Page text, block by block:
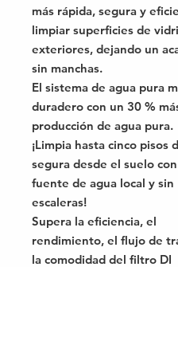
más rápida, segura y
limpiar superficies de
exteriores, dejando un
sin manchas.
El sistema de agua pura
duradero con un 30 %
producción de agua pura.
¡Limpia hasta cinco pisos
segura desde el suelo
fuente de agua local y sin
escaleras!
Supera la eficiencia, el
rendimiento, el flujo de
la comodidad del filtro DI